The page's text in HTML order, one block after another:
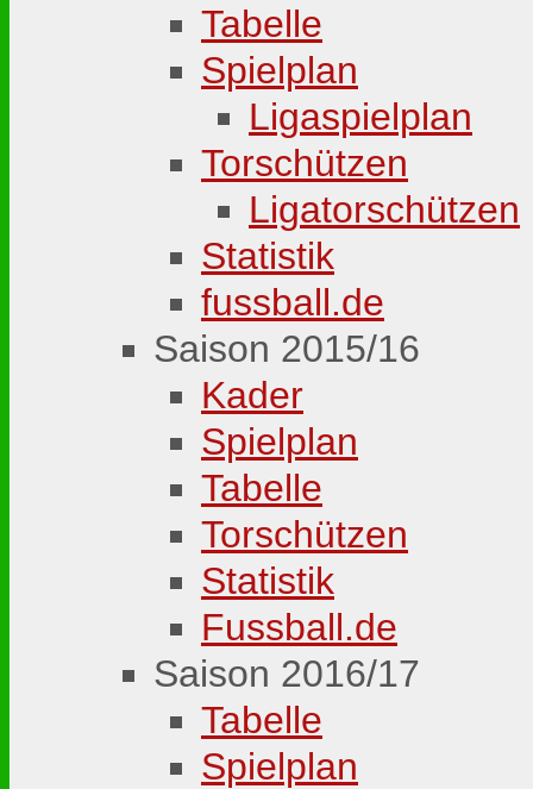
Tabelle
Spielplan
Ligaspielplan
Torschützen
Ligatorschützen
Statistik
fussball.de
Saison 2015/16
Kader
Spielplan
Tabelle
Torschützen
Statistik
Fussball.de
Saison 2016/17
Tabelle
Spielplan